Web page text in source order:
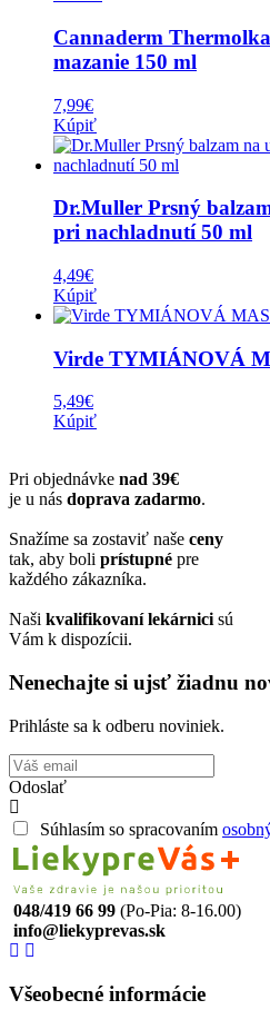
Cannaderm
mazanie 150 ml
7,99€
Kúpiť
Dr.Muller Prsný
pri nachladnutí 50 ml
4,49€
Kúpiť
Virde TYMIÁNOVÁ
5,49€
Kúpiť
Pri objednávke nad 39€
je u nás doprava zadarmo.
Snažíme sa zostaviť naše ceny
tak, aby boli prístupné pre
každého zákazníka.
Naši kvalifikovaní lekárnicisú
Vám k dispozícii.
Nenechajte si ujsť žiadnu
Prihláste sa k odberu noviniek.
Odoslať
Súhlasím so spracovaním
048/419 66 99 (Po-Pia: 8-16.00)
info@liekyprevas.sk
Všeobecné informácie